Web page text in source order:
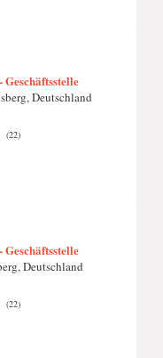
Geschäftsstelle
Deutschland
(22)
Geschäftsstelle
Deutschland
(22)